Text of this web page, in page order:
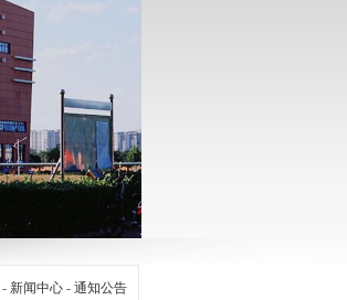
- 新闻中心 - 通知公告